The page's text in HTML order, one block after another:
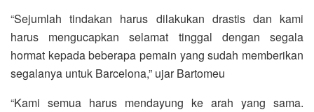
“Sejumlah tindakan harus dilakukan drastis dan kami
harus mengucapkan selamat tinggal dengan segala
hormat kepada beberapa pemain yang sudah memberikan
segalanya untuk Barcelona,” ujar Bartomeu
“Kami semua harus mendayung ke arah yang sama.